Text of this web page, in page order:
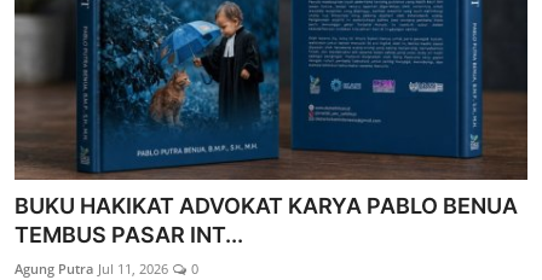
BUKU HAKIKAT ADVOKAT KARYA PABLO BENUA
TEMBUS PASAR INT...
Agung Putra Jul 11, 2026 0